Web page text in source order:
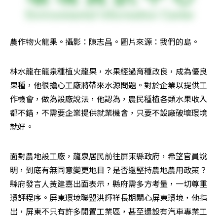
農作物火龍果。攝影：陳志昌。圖片來源：我們的島。
林水龍在龍泉種植火龍果，水果經過育種改良，成為優良
果種，他很擔心工廠將帶來水源問題。對於企業以提供工
作機會，做為設廠說法，他認為，農民種植各類水果收入
都不錯，不需要企業提供就業機會，只要不設廠破壞環境
就好。
面對農地設工廠，龍泉居民前往屏東縣政府，希望官員說
明，到底有無同意變更地目？是否還堅持農地農用政策？
縣府發言人黃建嘉出面表示，縣府需多方考量，一切尊重
環評程序。屏東環境聯盟洪輝祥長期關心屏東環境，他指
出，屏東不只有許多閒置工業區，甚至還設有汽車專業工